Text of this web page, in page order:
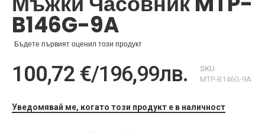
снимки
B146G-9A
Бъдете първият оценил този продукт
100,72 €/196,99лв.
SKU
MTP-B146G-9A
Уведомявай ме, когато този продукт е в наличност